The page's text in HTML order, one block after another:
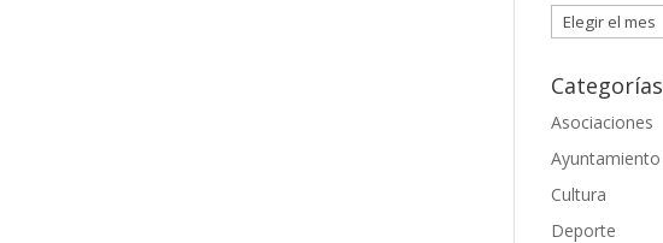
Archivos
Categorías
Asociaciones
Ayuntamiento
Cultura
Deporte